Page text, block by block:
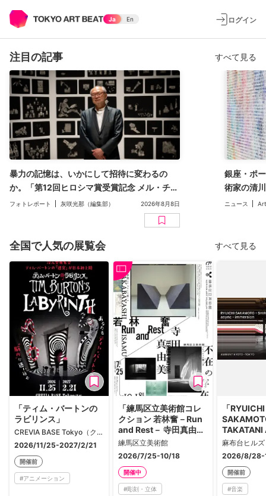
Ja En ログイン
注目の記事 すべて見る
暴力の記憶は、いかにして招待に変わるの
か。「第12回ヒロシマ賞受賞記念 メル・チン
展」（広島市現代美術館）レポート
フォトレポート 灰咲光那（編集部） 2026年8月8日
銀座・ポ
術家の清
二人展「
ニュース
全国で人気の展覧会 すべて見る
「ティム・バートンの
ラビリンス」
CREVIA BASE Tokyo（クレヴィアベース東京）
2026/11/25-2027/2/21
開催前
#アニメーション
「練馬区立美術館コレ
クション 若林奮－Run
and Rest－ 寺田真由美
－不在の存在－」
練馬区立美術館
2026/7/25-10/18
開催中
#彫刻・立体
「RYUICHI
TAKATANI
KYOTO -
麻布台ヒル
2026/8/28-
開催前
#音楽